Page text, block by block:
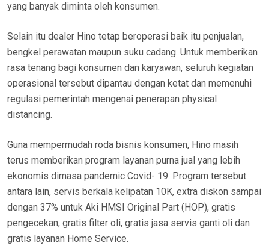
yang banyak diminta oleh konsumen.
Selain itu dealer Hino tetap beroperasi baik itu penjualan,
bengkel perawatan maupun suku cadang. Untuk memberikan
rasa tenang bagi konsumen dan karyawan, seluruh kegiatan
operasional tersebut dipantau dengan ketat dan memenuhi
regulasi pemerintah mengenai penerapan physical
distancing.
Guna mempermudah roda bisnis konsumen, Hino masih
terus memberikan program layanan purna jual yang lebih
ekonomis dimasa pandemic Covid- 19. Program tersebut
antara lain, servis berkala kelipatan 10K, extra diskon sampai
dengan 37% untuk Aki HMSI Original Part (HOP), gratis
pengecekan, gratis filter oli, gratis jasa servis ganti oli dan
gratis layanan Home Service.